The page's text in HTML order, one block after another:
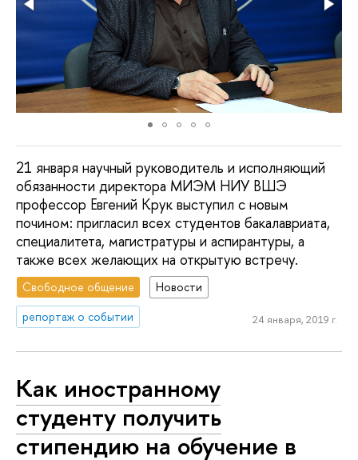
21 января научный руководитель и исполняющий
обязанности директора МИЭМ НИУ ВШЭ
профессор Евгений Крук выступил с новым
почином: пригласил всех студентов бакалавриата,
специалитета, магистратуры и аспирантуры, а
также всех желающих на открытую встречу.
Свободное общение
Новости
репортаж о событии
24 января, 2019 г.
Как иностранному
студенту получить
стипендию на обучение в